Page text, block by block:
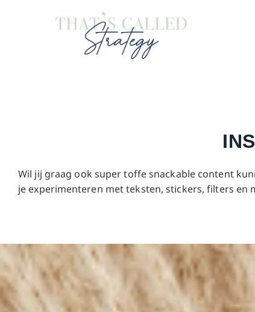
Wil jij graag ook super toffe snackable content
je experimenteren met teksten, stickers, filters